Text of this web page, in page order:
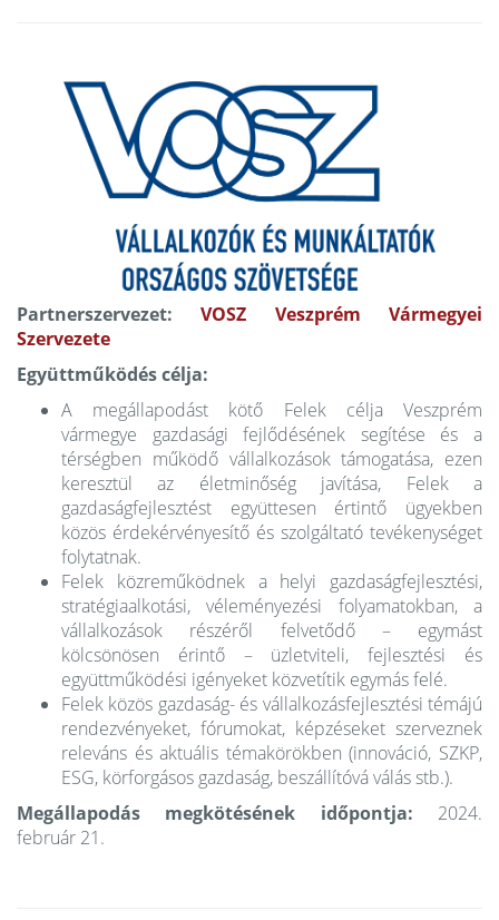
Partnerszervezet:VOSZ Veszprém Vármegyei
Szervezete
Együttműködés célja:
A megállapodást kötő Felek célja Veszprém
vármegye gazdasági fejlődésének segítése és a
térségben működő vállalkozások támogatása, ezen
keresztül az életminőség javítása, Felek a
gazdaságfejlesztést együttesen értintő ügyekben
közös érdekérvényesítő és szolgáltató tevékenységet
folytatnak.
Felek közreműködnek a helyi gazdaságfejlesztési,
stratégiaalkotási, véleményezési folyamatokban, a
vállalkozások részéről felvetődő – egymást
kölcsönösen érintő – üzletviteli, fejlesztési és
együttműködési igényeket közvetítik egymás felé.
Felek közös gazdaság- és vállalkozásfejlesztési témájú
rendezvényeket, fórumokat, képzéseket szerveznek
releváns és aktuális témakörökben (innováció, SZKP,
ESG, körforgásos gazdaság, beszállítóvá válás stb.).
Megállapodás megkötésének időpontja: 2024.
február 21.